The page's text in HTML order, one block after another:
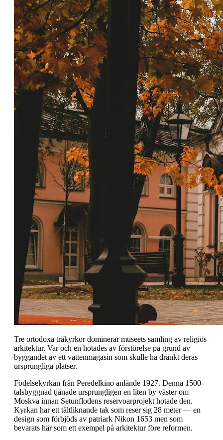
Tre ortodoxa träkyrkor dominerar museets samling av religiös
arkitektur. Var och en hotades av förstörelse på grund av
byggandet av ett vattenmagasin som skulle ha dränkt deras
ursprungliga platser.
Födelsekyrkan från Peredelkino anlände 1927. Denna 1500-
talsbyggnad tjänade ursprungligen en liten by väster om
Moskva innan Setunflodens reservoarprojekt hotade den.
Kyrkan har ett tältliknande tak som reser sig 28 meter — en
design som förbjöds av patriark Nikon 1653 men som
bevarats här som ett exempel på arkitektur före reformen.